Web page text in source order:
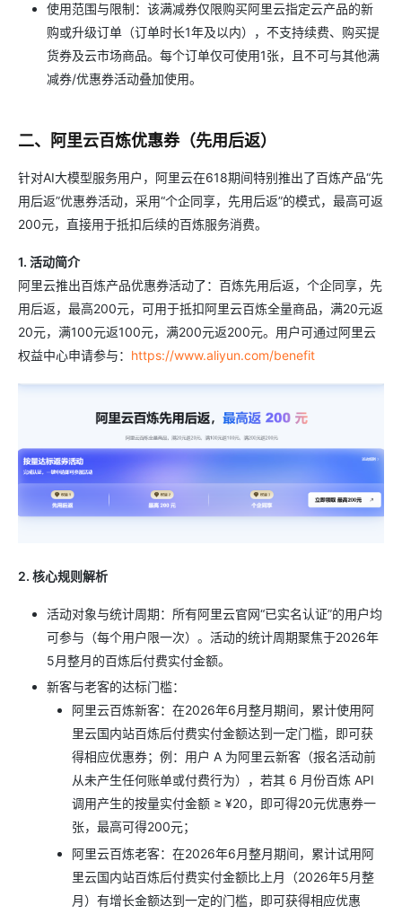
使用范围与限制：该满减券仅限购买阿里云指定云产品的新
购或升级订单（订单时长1年及以内），不支持续费、购买提
货券及云市场商品。每个订单仅可使用1张，且不可与其他满
减券/优惠券活动叠加使用。
二、阿里云百炼优惠券（先用后返）
针对AI大模型服务用户，阿里云在618期间特别推出了百炼产品“先
用后返”优惠券活动，采用“个企同享，先用后返”的模式，最高可返
200元，直接用于抵扣后续的百炼服务消费。
1. 活动简介
阿里云推出百炼产品优惠券活动了：百炼先用后返，个企同享，先
用后返，最高200元，可用于抵扣阿里云百炼全量商品，满20元返
20元，满100元返100元，满200元返200元。用户可通过阿里云
权益中心申请参与： https://www.aliyun.com/benefit
2. 核心规则解析
活动对象与统计周期：所有阿里云官网“已实名认证”的用户均
可参与（每个用户限一次）。活动的统计周期聚焦于2026年
5月整月的百炼后付费实付金额。
新客与老客的达标门槛：
阿里云百炼新客：在2026年6月整月期间，累计使用阿
里云国内站百炼后付费实付金额达到一定门槛，即可获
得相应优惠券；例：用户 A 为阿里云新客（报名活动前
从未产生任何账单或付费行为），若其 6 月份百炼 API
调用产生的按量实付金额 ≥ ¥20，即可得20元优惠券一
张，最高可得200元；
阿里云百炼老客：在2026年6月整月期间，累计试用阿
里云国内站百炼后付费实付金额比上月（2026年5月整
月）有增长金额达到一定的门槛，即可获得相应优惠